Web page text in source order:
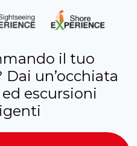
il tuo
un’occhiata
escursioni